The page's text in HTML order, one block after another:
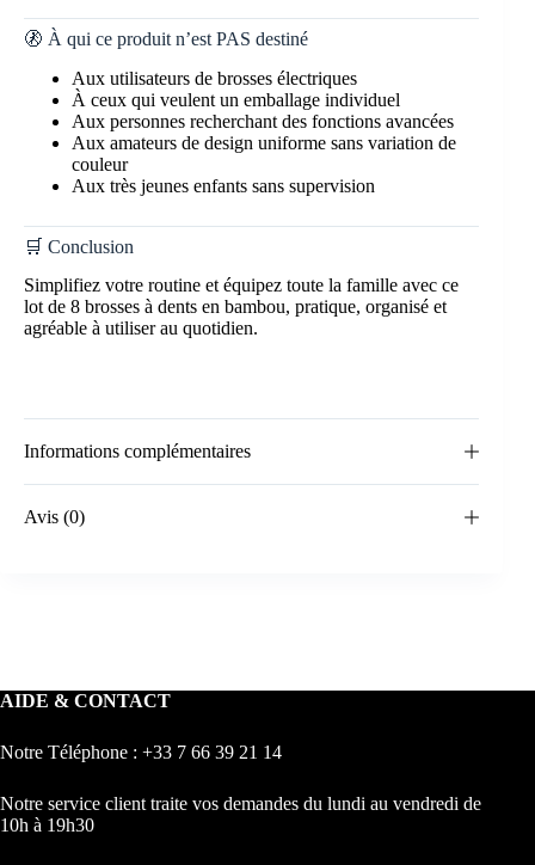
🚷 À qui ce produit n’est PAS destiné
Aux utilisateurs de brosses électriques
À ceux qui veulent un emballage individuel
Aux personnes recherchant des fonctions avancées
Aux amateurs de design uniforme sans variation de
couleur
Aux très jeunes enfants sans supervision
🛒 Conclusion
Simplifiez votre routine et équipez toute la famille avec ce
lot de 8 brosses à dents en bambou, pratique, organisé et
agréable à utiliser au quotidien.
Informations complémentaires
Avis (0)
AIDE & CONTACT
Notre Téléphone : +33 7 66 39 21 14
Notre service client traite vos demandes du lundi au vendredi de
10h à 19h30